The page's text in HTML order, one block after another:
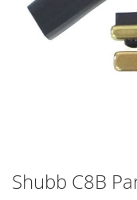
Shubb C8B
to
the